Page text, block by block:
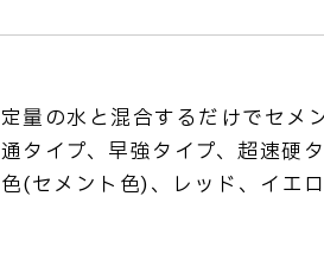
量の水と混合するだけでセメ
タイプ、早強タイプ、超速硬
(セメント色)、レッド、イエ